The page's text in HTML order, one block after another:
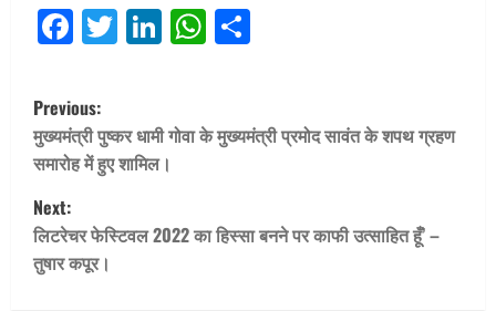
Facebook
Twitter
LinkedIn
WhatsApp
P
o
s
t
n
Previous:
मुख्यमंत्री पुष्कर धामी गोवा के मुख्यमंत्री प्रमोद सावंत के शपथ ग्रहण
समारोह में हुए शामिल।
Next:
लिटरेचर फेस्टिवल 2022 का हिस्सा बनने पर काफी उत्साहित हूँ’ –
तुषार कपूर।